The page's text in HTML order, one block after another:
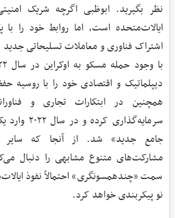
نظر بگیرید. ابوظبی اگرچه شریک
ایالات‌متحده است، اما روابط خود را
اشتراک فناوری و معاملات تسلیحاتی
دیپلماتیک و اقتصادی خود را با روسیه
همچنین در ابتکارات تجاری و
جامع جدید» شد. از آنجا ‌که سایر
مشارکت‌های متنوع مشابهی را دنبال
سمت «چندهمسونگری» احتمالاً نفوذ
نو پیکربندی خواهد کرد.